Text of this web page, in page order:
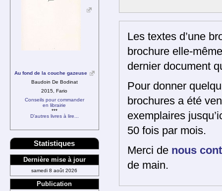
Les textes d’une
brochure elle-
dernier document
Pour donner
brochures a été
exemplaires
50 fois par mois.
Merci de nous
de main.
Au fond de la couche gazeuse
Baudoin De Bodinat
2015, Fario
Conseils pour commander
en librairie
***
D’autres livres à lire...
Statistiques
Dernière mise à jour
samedi 8 août 2026
Publication